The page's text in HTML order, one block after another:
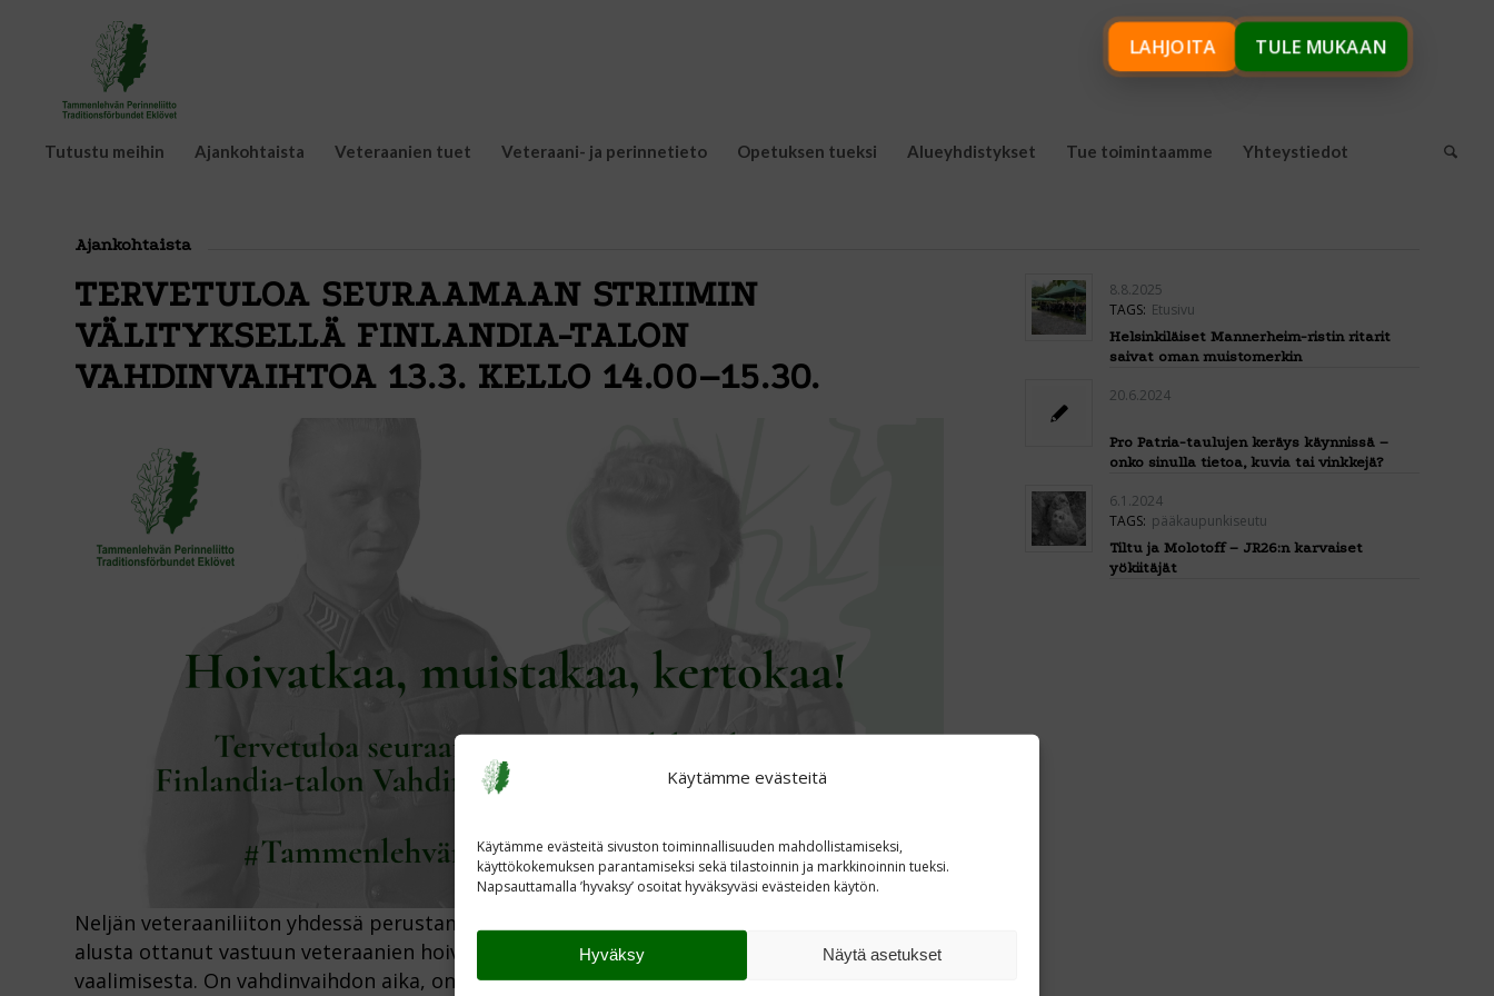
Käytämme evästeitä
Käytämme evästeitä sivuston toiminnallisuuden mahdollistamiseksi,
käyttökokemuksen parantamiseksi sekä tilastoinnin ja markkinoinnin tueksi.
Napsauttamalla ’hyvaksy’ osoitat hyväksyväsi evästeiden käytön.
Hyväksy Näytä asetukset
Tutustu meihin Ajankohtaista Veteraanien tuet Veteraani- ja perinnetieto Opetuksen tueksi Alueyhdistykset Tue toimintaamme Yhteystiedot
Ajankohtaista
TERVETULOA SEURAAMAAN STRIIMIN
VÄLITYKSELLÄ FINLANDIA-TALON
VAHDINVAIHTOA 13.3. KELLO 14.00–15.30.
Neljän veteraaniliiton yhdessä perustama Tammenlehvän Perinneliitto on tämän vuoden
alusta ottanut vastuun veteraanien hoivasta ja sotasukupolven arvokkaan perinnön
vaalimisesta. On vahdinvaihdon aika, on aika muistaa ja kertoa, on aika katsoa tulevaan.
8.8.2025
TAGS: Etusivu
Helsinkiläiset Mannerheim-ristin ritarit
saivat oman muistomerkin
20.6.2024
Pro Patria-taulujen keräys käynnissä –
onko sinulla tietoa, kuvia tai vinkkejä?
6.1.2024
TAGS: pääkaupunkiseutu
Tiltu ja Molotoff – JR26:n karvaiset
yökiitäjät
LAHJOITA TULE MUKAAN